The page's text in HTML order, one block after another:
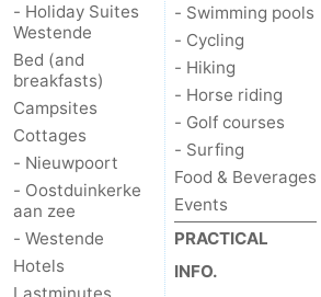
aan
zee
Westende
Hotels
Lastminutes
Beach
do
Museums
-
- Holiday Suites
Westende
Bed (and
breakfasts)
Campsites
Cottages
- Nieuwpoort
- Oostduinkerke
aan zee
- Westende
Hotels
- Swimming pools
- Cycling
- Hiking
- Horse riding
- Golf courses
- Surfing
Food & Beverages
Events
PRACTICAL
INFO.